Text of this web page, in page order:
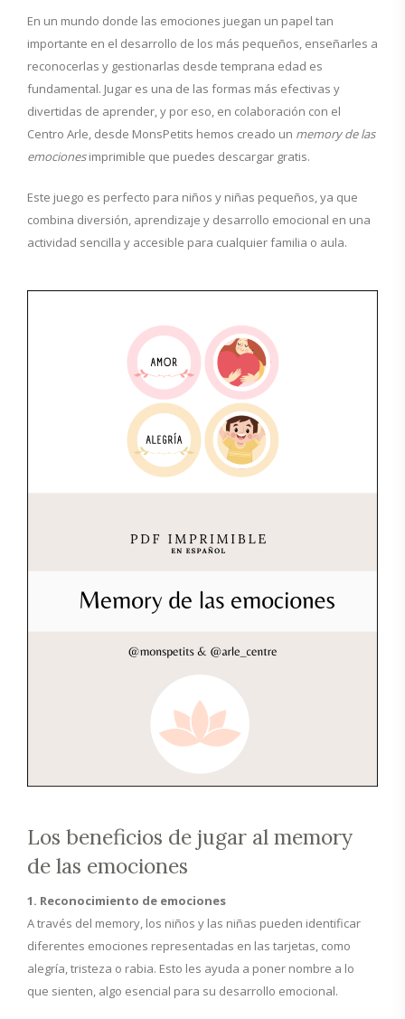
En un mundo donde las emociones juegan un papel tan
importante en el desarrollo de los más pequeños, enseñarles a
reconocerlas y gestionarlas desde temprana edad es
fundamental. Jugar es una de las formas más efectivas y
divertidas de aprender, y por eso, en colaboración con el
Centro Arle, desde MonsPetits hemos creado un memory de las
emocionesimprimible que puedes descargar gratis.
Este juego es perfecto para niños y niñas pequeños, ya que
combina diversión, aprendizaje y desarrollo emocional en una
actividad sencilla y accesible para cualquier familia o aula.
Los beneficios de jugar al memory
de las emociones
1. Reconocimiento de emociones
A través del memory, los niños y las niñas pueden identificar
diferentes emociones representadas en las tarjetas, como
alegría, tristeza o rabia. Esto les ayuda a poner nombre a lo
que sienten, algo esencial para su desarrollo emocional.